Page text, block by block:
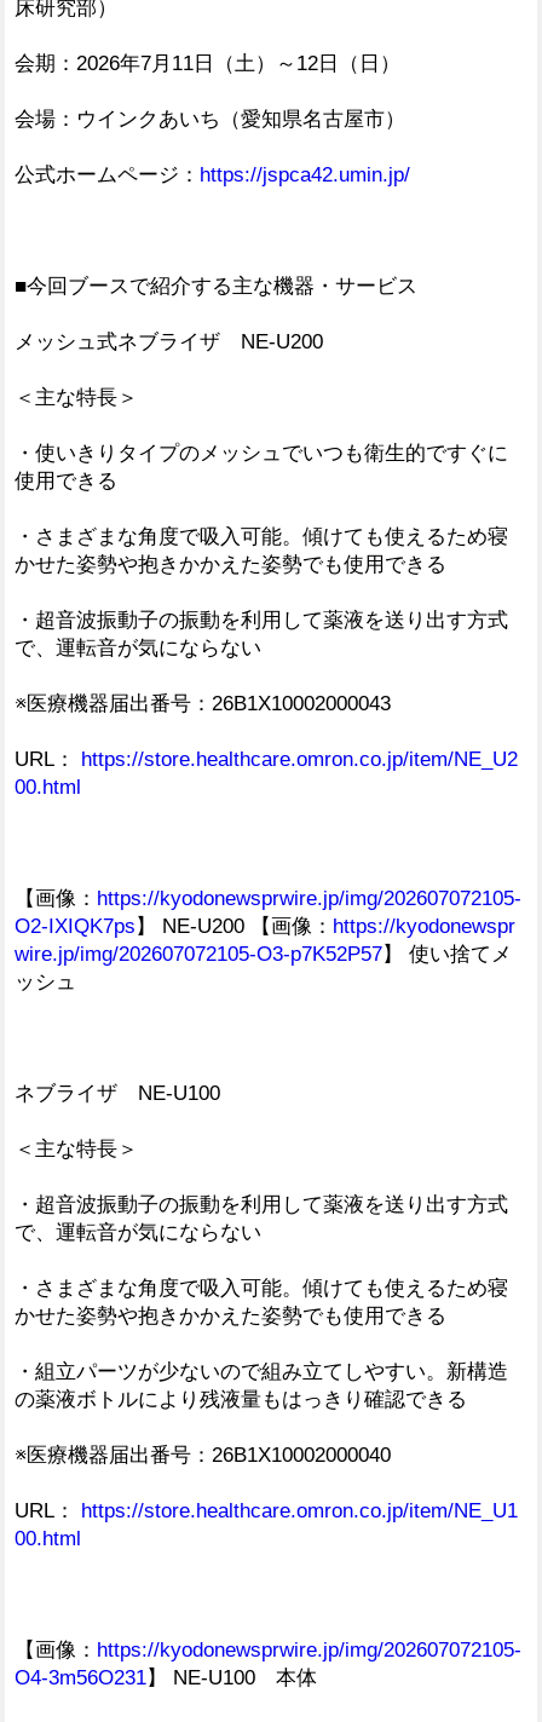
床研究部）
会期：2026年7月11日（土）～12日（日）
会場：ウインクあいち（愛知県名古屋市）
公式ホームページ： https://jspca42.umin.jp/
■今回ブースで紹介する主な機器・サービス
メッシュ式ネブライザ NE-U200
＜主な特長＞
・使いきりタイプのメッシュでいつも衛生的ですぐに
使用できる
・さまざまな角度で吸入可能。傾けても使えるため寝
かせた姿勢や抱きかかえた姿勢でも使用できる
・超音波振動子の振動を利用して薬液を送り出す方式
で、運転音が気にならない
※医療機器届出番号：26B1X10002000043
URL： https://store.healthcare.omron.co.jp/item/NE_U2
00.html
【画像： https://kyodonewsprwire.jp/img/202607072105-
O2-IXIQK7ps 】 NE-U200 【画像： https://kyodonewspr
wire.jp/img/202607072105-O3-p7K52P57】 使い捨てメ
ッシュ
ネブライザ NE-U100
＜主な特長＞
・超音波振動子の振動を利用して薬液を送り出す方式
で、運転音が気にならない
・さまざまな角度で吸入可能。傾けても使えるため寝
かせた姿勢や抱きかかえた姿勢でも使用できる
・組立パーツが少ないので組み立てしやすい。新構造
の薬液ボトルにより残液量もはっきり確認できる
※医療機器届出番号：26B1X10002000040
URL： https://store.healthcare.omron.co.jp/item/NE_U1
00.html
【画像： https://kyodonewsprwire.jp/img/202607072105-
O4-3m56O231】 NE-U100 本体